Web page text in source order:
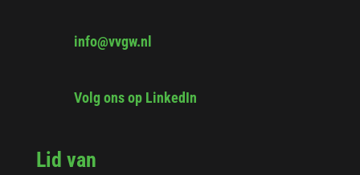
info@vvgw.nl
Volg ons op LinkedIn
Lid van